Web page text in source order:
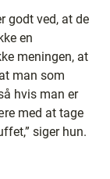
godt ved, at de
en
meningen, at
man som
hvis man er
med at tage
siger hun.